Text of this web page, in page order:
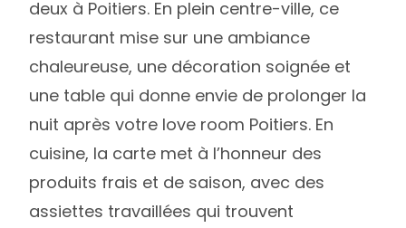
deux à Poitiers. En plein centre-ville, ce
restaurant mise sur une ambiance
chaleureuse, une décoration soignée et
une table qui donne envie de prolonger la
nuit après votre love room Poitiers. En
cuisine, la carte met à l’honneur des
produits frais et de saison, avec des
assiettes travaillées qui trouvent